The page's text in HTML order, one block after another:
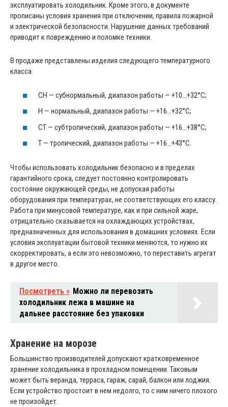
эксплуатировать холодильник. Кроме этого, в документе
прописаны условия хранения при отключении, правила пожарной
и электрической безопасности. Нарушение данных требований
приводит к повреждению и поломке техники.
В продаже представлены изделия следующего температурного
класса:
СН — субнормальный, диапазон работы — +10…+32°C;
Н — нормальный, диапазон работы — +16…+32°C;
СТ — субтропический, диапазон работы — +16…+38°C;
Т — тропический, диапазон работы — +16…+43°C.
Чтобы использовать холодильник безопасно и в пределах
гарантийного срока, следует постоянно контролировать
состояние окружающей среды, не допуская работы
оборудования при температурах, не соответствующих его классу.
Работа при минусовой температуре, как и при сильной жаре,
отрицательно сказывается на охлаждающих устройствах,
предназначенных для использования в домашних условиях. Если
условия эксплуатации бытовой техники меняются, то нужно их
скорректировать, а если это невозможно, то переставить агрегат
в другое место.
Посмотреть » Можно ли перевозить
холодильник лежа в машине на
дальнее расстояние без упаковки
Хранение на морозе
Большинство производителей допускают кратковременное
хранение холодильника в прохладном помещении. Таковым
может быть веранда, терраса, гараж, сарай, балкон или лоджия.
Если устройство простоит в нем недолго, то с ним ничего плохого
не произойдет.